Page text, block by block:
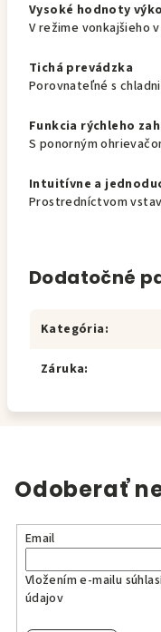
Vysoké hodnoty
V režime vonkajšieho
Tichá prevádzka
Porovnateľné s
Funkcia rýchleho
S ponorným
Intuitívne a
Prostredníctvom
Dodatočné
Kategória:
Záruka:
Odoberať
Email
Vložením e-mailu
údajov